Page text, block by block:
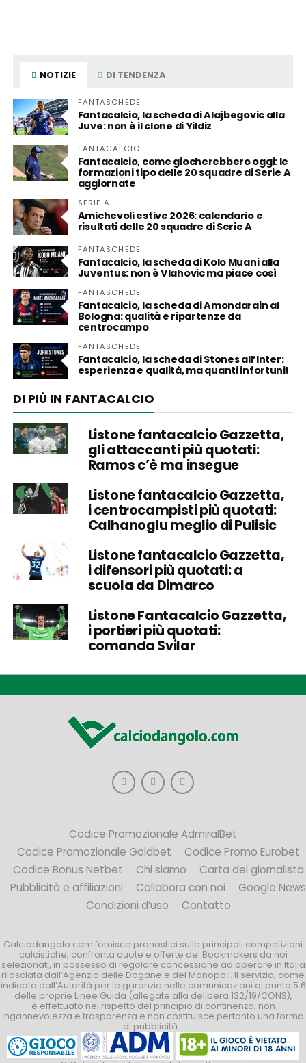
NOTIZIE DI TENDENZA
FANTASCHEDE
Fantacalcio, la scheda di Alajbegovic alla
Juve: non è il clone di Yildiz
FANTACALCIO
Fantacalcio, come giocherebbero oggi: le
formazioni tipo delle 20 squadre di Serie A
aggiornate
SERIE A
Amichevoli estive 2026: calendario e
risultati delle 20 squadre di Serie A
FANTASCHEDE
Fantacalcio, la scheda di Kolo Muani alla
Juventus: non è Vlahovic ma piace così
FANTASCHEDE
Fantacalcio, la scheda di Amondarain al
Bologna: qualità e ripartenze da
centrocampo
FANTASCHEDE
Fantacalcio, la scheda di Stones all’Inter:
esperienza e qualità, ma quanti infortuni!
DI PIÙ IN FANTACALCIO
Listone fantacalcio Gazzetta,
gli attaccanti più quotati:
Ramos c’è ma insegue
Listone fantacalcio Gazzetta,
i centrocampisti più quotati:
Calhanoglu meglio di Pulisic
Listone fantacalcio Gazzetta,
i difensori più quotati: a
scuola da Dimarco
Listone Fantacalcio Gazzetta,
i portieri più quotati:
comanda Svilar
Codice Promozionale AdmiralBet
Codice Promozionale Goldbet
Codice Promo Eurobet
Codice Bonus Netbet
Chi siamo
Carta del giornalista
Pubblicità e affiliazioni
Collabora con noi
Google News
Condizioni d’uso
Contatto
Calciodangolo.com fornisce pronostici sulle principali competizioni
calcistiche, confronta quote e offerte dei Bookmakers da noi
selezionati, in possesso di regolare concessione ad operare in Italia
rilasciata dall’Agenzia delle Dogane e dei Monopoli. Il servizio, come
indicato dall’Autorità per le garanzie nelle comunicazioni al punto 5.6
delle proprie Linee Guida (allegate alla delibera 132/19/CONS),
è effettuato nel rispetto del principio di continenza, non
ingannevolezza e trasparenza e non costituisce pertanto una forma
di pubblicità.